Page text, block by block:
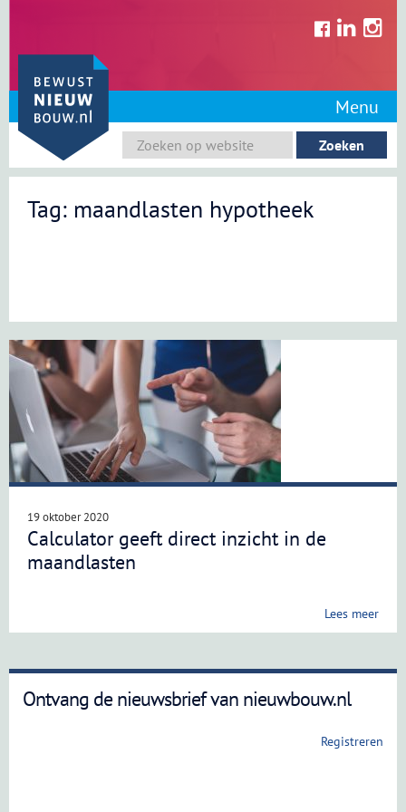
content
Menu
Tag: maandlasten hypotheek
19 oktober 2020
Calculator geeft direct inzicht in de
maandlasten
Lees meer
Ontvang de nieuwsbrief van nieuwbouw.nl
Registreren